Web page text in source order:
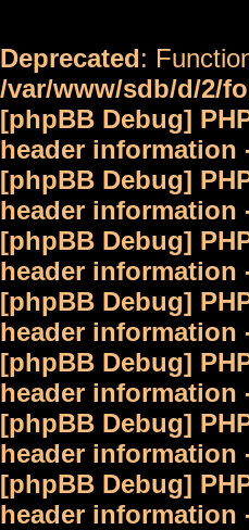
Deprecated:
/var/www/sdb/d/2/
[phpBB Debug]
header information
[phpBB Debug]
header information
[phpBB Debug]
header information
[phpBB Debug]
header information
[phpBB Debug]
header information
[phpBB Debug]
header information
[phpBB Debug]
header information